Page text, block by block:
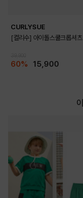
CURLYSUE
[컬리수] 아이돌스쿨크롭셔츠
60% 15,900